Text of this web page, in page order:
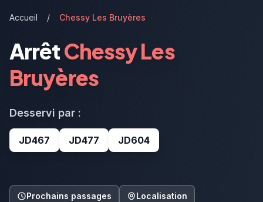
Accueil / Chessy Les Bruyères
ArrêtChessy Les
Bruyères
Desservi par :
JD467 JD477 JD604
Prochains passages Localisation